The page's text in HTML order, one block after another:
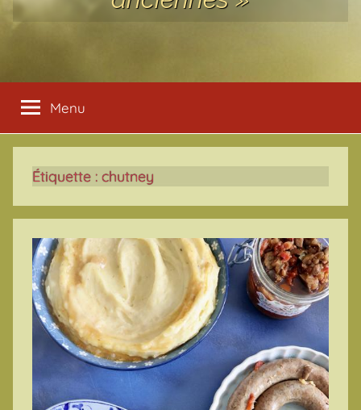
Menu
Étiquette : chutney